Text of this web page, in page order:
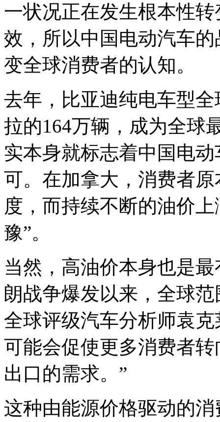
一状况正在发生根本性
效，所以中国电动汽车
变全球消费者的认知。
去年，比亚迪纯电车型
拉的164万辆，成为全球
实本身就标志着中国电
可。在加拿大，消费者
度，而持续不断的油价
豫”。
当然，高油价本身也是
朗战争爆发以来，全球
全球评级汽车分析师袁
可能会促使更多消费者
出口的需求。”
这种由能源价格驱动的